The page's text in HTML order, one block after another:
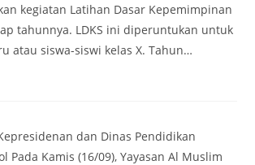
kegiatan Latihan Dasar Kepemimpinan
tahunnya. LDKS ini diperuntukan untuk
atau siswa-siswi kelas X. Tahun…
dan Dinas Pendidikan
Pada Kamis (16/09), Yayasan Al Muslim